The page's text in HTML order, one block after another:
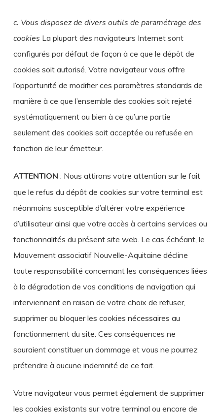
c. Vous disposez de divers outils de paramétrage des
cookies La plupart des navigateurs Internet sont
configurés par défaut de façon à ce que le dépôt de
cookies soit autorisé. Votre navigateur vous offre
l’opportunité de modifier ces paramètres standards de
manière à ce que l’ensemble des cookies soit rejeté
systématiquement ou bien à ce qu’une partie
seulement des cookies soit acceptée ou refusée en
fonction de leur émetteur.
ATTENTION : Nous attirons votre attention sur le fait
que le refus du dépôt de cookies sur votre terminal est
néanmoins susceptible d’altérer votre expérience
d’utilisateur ainsi que votre accès à certains services ou
fonctionnalités du présent site web. Le cas échéant, le
Mouvement associatif Nouvelle-Aquitaine décline
toute responsabilité concernant les conséquences liées
à la dégradation de vos conditions de navigation qui
interviennent en raison de votre choix de refuser,
supprimer ou bloquer les cookies nécessaires au
fonctionnement du site. Ces conséquences ne
sauraient constituer un dommage et vous ne pourrez
prétendre à aucune indemnité de ce fait.
Votre navigateur vous permet également de supprimer
les cookies existants sur votre terminal ou encore de